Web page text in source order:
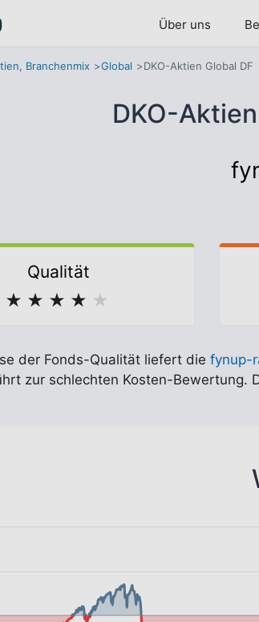
Über uns
Branchenmix Global DKO-Aktien Global DF
DKO-
Qualität
★ ★ ★ ★ ★
der Fonds-Qualität liefert die fynup-
zur schlechten Kosten-Bewertung.